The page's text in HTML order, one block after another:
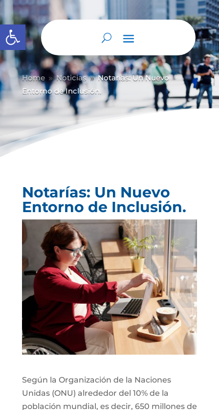
Abrir barra de herramientas
Home 9 Noticias 9 Notarías: Un Nuevo
Entorno de Inclusión.
Notarías: Un Nuevo
Entorno de Inclusión.
Según la Organización de la Naciones
Unidas (ONU) alrededor del 10% de la
población mundial, es decir, 650 millones de